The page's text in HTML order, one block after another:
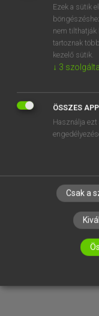
Ezek a sütik
nem tilthatják
tartoznak
kezelő sütik.
↓ 3
ÖSSZES
Használja
Csak a